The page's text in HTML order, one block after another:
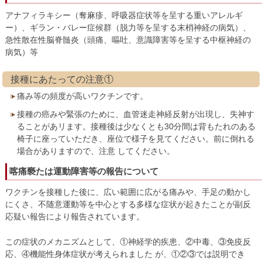
アナフィラキシー（奪麻疹、呼吸器症状等を呈する重いアレルギ
ー）、ギラン・バレー症候群（脱力等を呈する末梢神経の病気）、
急性散在性脳脊髄炎（頭痛、嘔吐、意識障害等を呈する中枢神経の
病気）等
接種にあたっての注意①
痛み等の頻度が高いワクチンです。
接種の癌みや緊張のために、血管迷走神経反射が出現し、失神す
ることがあリます。接種後は少なくとも30分間は背もたれのある
椅子に座っていただき、座位で様子を見てください。前に倒れる
場合がありますので、注意 してください。
喀痛褻たは運動障害等の報告について
ワクチンを接種した後に、広い範囲に広がる痛みや、手足の動かし
にくさ、不随意運動等を中心とする多様な症状が起きたことが副反
応疑い報告により報告されています。
この症状のメカニズムとして、①神経学的疾患、②中毒、③免疫反
応、④機能性身体症状が考えられました が、①②③では説明でき